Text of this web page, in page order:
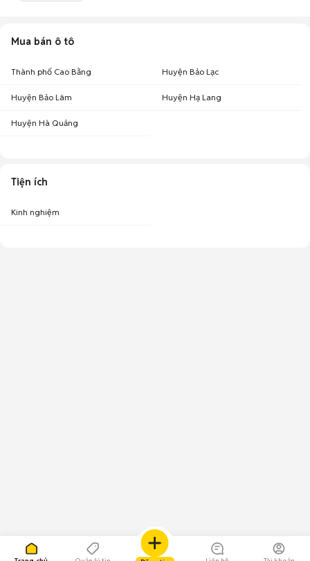
Mua bán ô tô
Thành phố Cao Bằng Huyện Bảo Lạc
Huyện Bảo Lâm Huyện Hạ Lang
Huyện Hà Quảng
Tiện ích
Kinh nghiệm